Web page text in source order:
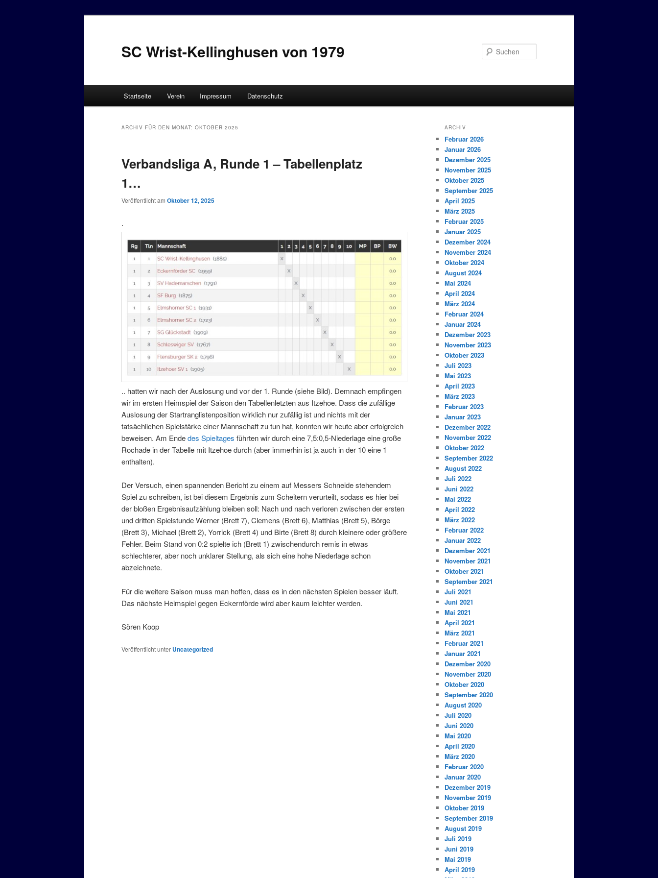
SC Wrist-Kellinghusen von 1979
Startseite Verein Impressum Datenschutz
ARCHIV FÜR DEN MONAT: OKTOBER 2025
Verbandsliga A, Runde 1 – Tabellenplatz
1…
Veröffentlicht am Oktober 12, 2025
.
.. hatten wir nach der Auslosung und vor der 1. Runde (siehe Bild). Demnach empfingen
wir im ersten Heimspiel der Saison den Tabellenletzten aus Itzehoe. Dass die zufällige
Auslosung der Startranglistenposition wirklich nur zufällig ist und nichts mit der
tatsächlichen Spielstärke einer Mannschaft zu tun hat, konnten wir heute aber erfolgreich
beweisen. Am Endedes Spieltages führten wir durch eine 7,5:0,5-Niederlage eine große
Rochade in der Tabelle mit Itzehoe durch (aber immerhin ist ja auch in der 10 eine 1
enthalten).
Der Versuch, einen spannenden Bericht zu einem auf Messers Schneide stehendem
Spiel zu schreiben, ist bei diesem Ergebnis zum Scheitern verurteilt, sodass es hier bei
der bloßen Ergebnisaufzählung bleiben soll: Nach und nach verloren zwischen der ersten
und dritten Spielstunde Werner (Brett 7), Clemens (Brett 6), Matthias (Brett 5), Börge
(Brett 3), Michael (Brett 2), Yorrick (Brett 4) und Birte (Brett 8) durch kleinere oder größere
Fehler. Beim Stand von 0:2 spielte ich (Brett 1) zwischendurch remis in etwas
schlechterer, aber noch unklarer Stellung, als sich eine hohe Niederlage schon
abzeichnete.
Für die weitere Saison muss man hoffen, dass es in den nächsten Spielen besser läuft.
Das nächste Heimspiel gegen Eckernförde wird aber kaum leichter werden.
Sören Koop
Veröffentlicht unter Uncategorized
ARCHIV
Februar 2026
Januar 2026
Dezember 2025
November 2025
Oktober 2025
September 2025
April 2025
März 2025
Februar 2025
Januar 2025
Dezember 2024
November 2024
Oktober 2024
August 2024
Mai 2024
April 2024
März 2024
Februar 2024
Januar 2024
Dezember 2023
November 2023
Oktober 2023
Juli 2023
Mai 2023
April 2023
März 2023
Februar 2023
Januar 2023
Dezember 2022
November 2022
Oktober 2022
September 2022
August 2022
Juli 2022
Juni 2022
Mai 2022
April 2022
März 2022
Februar 2022
Januar 2022
Dezember 2021
November 2021
Oktober 2021
September 2021
Juli 2021
Juni 2021
Mai 2021
April 2021
März 2021
Februar 2021
Januar 2021
Dezember 2020
November 2020
Oktober 2020
September 2020
August 2020
Juli 2020
Juni 2020
Mai 2020
April 2020
März 2020
Februar 2020
Januar 2020
Dezember 2019
November 2019
Oktober 2019
September 2019
August 2019
Juli 2019
Juni 2019
Mai 2019
April 2019